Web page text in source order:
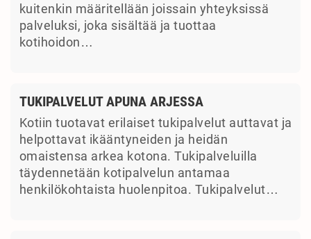
kuitenkin määritellään joissain yhteyksissä
palveluksi, joka sisältää ja tuottaa
kotihoidon…
TUKIPALVELUT APUNA ARJESSA
Kotiin tuotavat erilaiset tukipalvelut auttavat ja
helpottavat ikääntyneiden ja heidän
omaistensa arkea kotona. Tukipalveluilla
täydennetään kotipalvelun antamaa
henkilökohtaista huolenpitoa. Tukipalvelut…